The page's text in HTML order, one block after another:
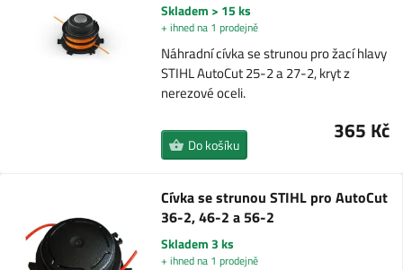
Skladem > 15 ks
+ ihned na 1 prodejně
Náhradní cívka se strunou pro žací hlavy
STIHL AutoCut 25-2 a 27-2, kryt z
nerezové oceli.
365 Kč
Do košíku
Cívka se strunou STIHL pro AutoCut
36-2, 46-2 a 56-2
Skladem 3 ks
+ ihned na 1 prodejně